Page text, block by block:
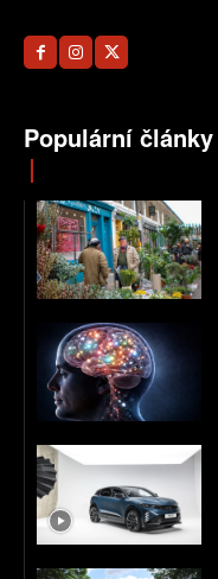
Populární články